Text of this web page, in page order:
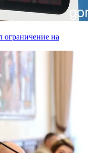
ограничение на